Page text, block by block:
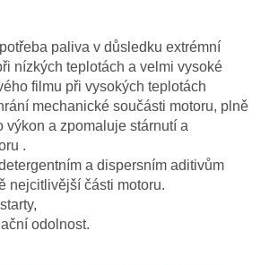
paliva v důsledku extrémní
nízkých teplotách a velmi vysoké
filmu při vysokých teplotách
mechanické součásti motoru, plně
výkon a zpomaluje stárnutí a
.
a dispersním aditivům
nejcitlivější části motoru.
odolnost.